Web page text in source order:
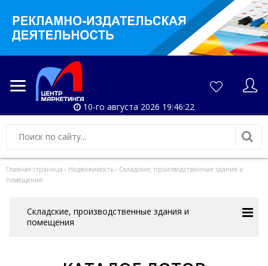
10-го августа 2026 19:46:22
Главная страница › Недвижимость › Складские, производственные здания и
помещения
Складские, производственные здания и
помещения